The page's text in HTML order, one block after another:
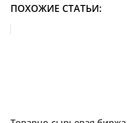
ПОХОЖИЕ СТАТЬИ: